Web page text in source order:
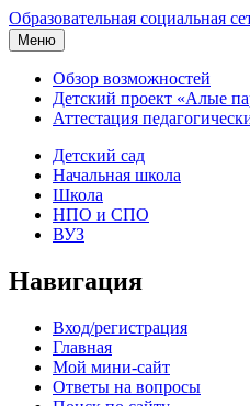
Образовательная социальная
Меню
Обзор возможностей
Детский проект «Алые
Аттестация
Детский сад
Начальная школа
Школа
НПО и СПО
ВУЗ
Навигация
Вход/регистрация
Главная
Мой мини-сайт
Ответы на вопросы